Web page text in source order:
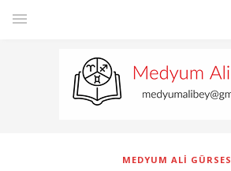
MEDYUM ALI GÜRSES